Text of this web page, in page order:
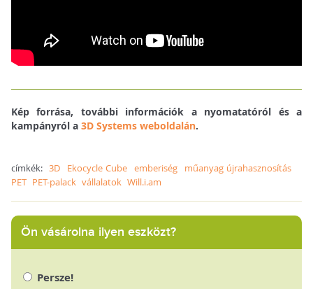
Kép forrása, további információk a nyomatatóról és a
kampányról a 3D Systems weboldalán.
címkék:3D Ekocycle Cube emberiség
műanyag újrahasznosítás
PET PET-palack vállalatok Will.i.am
Ön vásárolna ilyen eszközt?
Persze!